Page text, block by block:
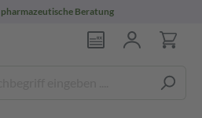
pharmazeutische Beratung